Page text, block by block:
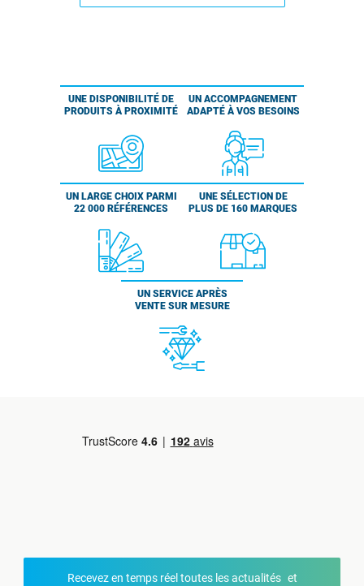
UNE DISPONIBILITÉ DE
PRODUITS À PROXIMITÉ
UN ACCOMPAGNEMENT
ADAPTÉ À VOS BESOINS
UN LARGE CHOIX PARMI
22 000 RÉFÉRENCES
UNE SÉLECTION DE
PLUS DE 160 MARQUES
UN SERVICE APRÈS
VENTE SUR MESURE
Recevez en temps réel toutes les actualités et